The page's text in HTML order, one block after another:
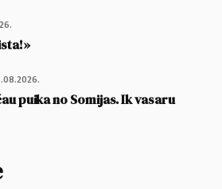
puika no Somijas. Ik vasaru